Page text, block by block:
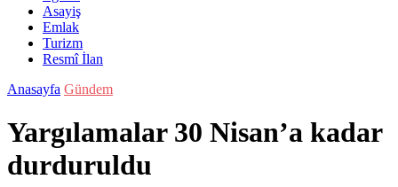
Asayiş
Emlak
Turizm
Resmî İlan
Anasayfa Gündem
Yargılamalar 30 Nisan’a kadar
durduruldu